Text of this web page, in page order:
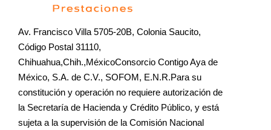
Av. Francisco Villa 5705-20B, Colonia Saucito,
Código Postal 31110,
Chihuahua,Chih.,MéxicoConsorcio Contigo Aya de
México, S.A. de C.V., SOFOM, E.N.R.Para su
constitución y operación no requiere autorización de
la Secretaría de Hacienda y Crédito Público, y está
sujeta a la supervisión de la Comisión Nacional